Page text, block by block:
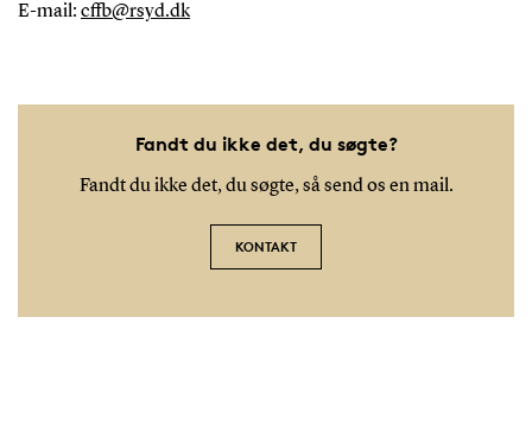
E-mail: cffb@rsyd.dk
Fandt du ikke det, du søgte?
Fandt du ikke det, du søgte, så send os en mail.
KONTAKT